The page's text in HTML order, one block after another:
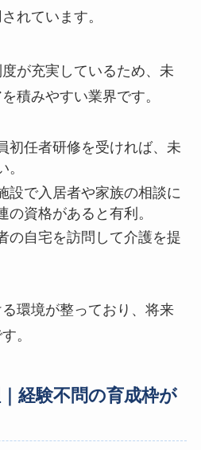
れています。
が充実しているため、未
積みやすい業界です。
初任者研修を受ければ、未
設で入居者や家族の相談に
の資格があると有利。
の自宅を訪問して介護を提
環境が整っており、将来
。
経験不問の育成枠が